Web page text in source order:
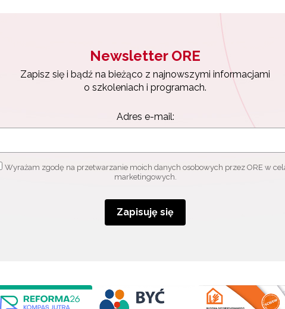
Newsletter ORE
Zapisz się i bądź na bieżąco z najnowszymi informacjami
o szkoleniach i programach.
Adres e-mail:
Wyrażam zgodę na przetwarzanie moich danych osobowych przez ORE w
marketingowych.
Zapisuję się
Wyrażam zgodę na przetwarzanie moich danych osobowych przez ORE w
celach marketingowych.